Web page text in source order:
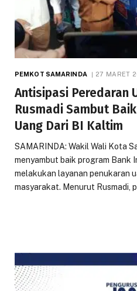
PEMKOT SAMARINDA 27 MARET
Antisipasi Peredaran
Rusmadi Sambut
Uang Dari BI Kaltim
SAMARINDA: Wakil Wali Kota
menyambut baik program Bank
melakukan layanan penukaran
masyarakat. Menurut Rusmadi,